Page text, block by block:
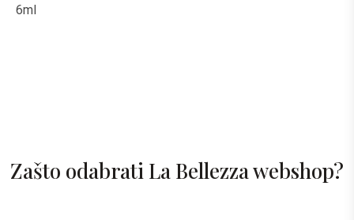
6ml
Zašto odabrati La Bellezza webshop?